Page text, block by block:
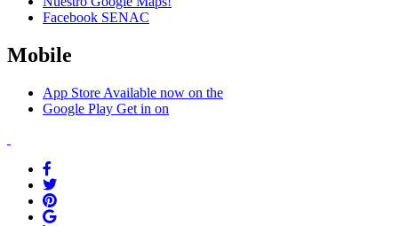
Facebook SENAC
Mobile
App Store Available now on the
Google Play Get in on